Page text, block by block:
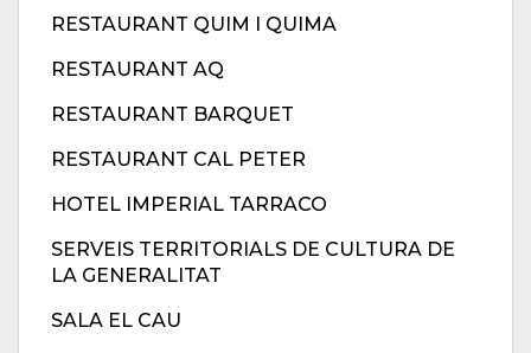
RESTAURANT QUIM I QUIMA
RESTAURANT AQ
RESTAURANT BARQUET
RESTAURANT CAL PETER
HOTEL IMPERIAL TARRACO
SERVEIS TERRITORIALS DE CULTURA DE
LA GENERALITAT
SALA EL CAU